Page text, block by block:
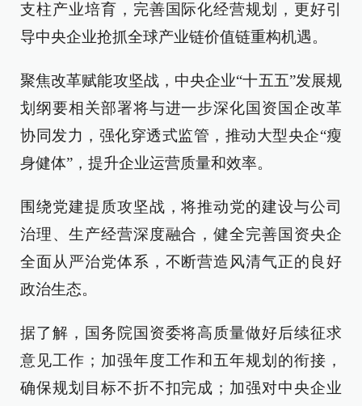
支柱产业培育，完善国际化经营规划，更好引
导中央企业抢抓全球产业链价值链重构机遇。
聚焦改革赋能攻坚战，中央企业“十五五”发展规
划纲要相关部署将与进一步深化国资国企改革
协同发力，强化穿透式监管，推动大型央企“瘦
身健体”，提升企业运营质量和效率。
围绕党建提质攻坚战，将推动党的建设与公司
治理、生产经营深度融合，健全完善国资央企
全面从严治党体系，不断营造风清气正的良好
政治生态。
据了解，国务院国资委将高质量做好后续征求
意见工作；加强年度工作和五年规划的衔接，
确保规划目标不折不扣完成；加强对中央企业